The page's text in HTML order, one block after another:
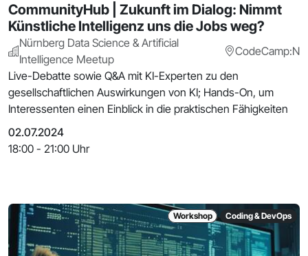
CommunityHub | Zukunft im Dialog: Nimmt
Künstliche Intelligenz uns die Jobs weg?
Nürnberg Data Science & Artificial
Intelligence Meetup
CodeCamp:N
Live-Debatte sowie Q&A mit KI-Experten zu den
gesellschaftlichen Auswirkungen von KI; Hands-On, um
Interessenten einen Einblick in die praktischen Fähigkeiten
02.07.2024
18:00 - 21:00 Uhr
Workshop Coding & DevOps